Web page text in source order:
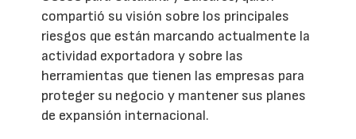
compartió su visión sobre los principales
riesgos que están marcando actualmente la
actividad exportadora y sobre las
herramientas que tienen las empresas para
proteger su negocio y mantener sus planes
de expansión internacional.